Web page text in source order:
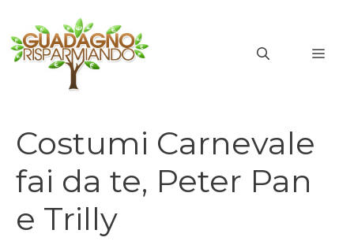
contenuto
Costumi Carnevale
fai da te, Peter Pan
e Trilly